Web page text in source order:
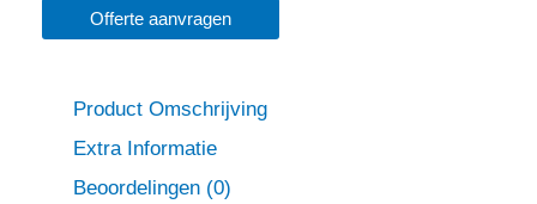
Offerte aanvragen
Product Omschrijving
Extra Informatie
Beoordelingen (0)